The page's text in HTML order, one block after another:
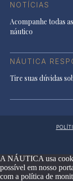
NOTÍCIAS
Acompanhe todas
náutico
NÁUTICA
Tire suas dúvidas
A NÁUTICA usa
possível em nosso
com a política de